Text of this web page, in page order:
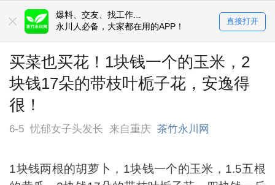
爆料、交友、找工作...
永川人必备，大家都在用的APP！
直接打开
买菜也买花！1块钱一个的玉米，2
块钱17朵的带枝叶栀子花，安逸得
很！
6-5 忧郁女子头发长 来自重庆 茶竹永川网
1块钱两根的胡萝卜，1块钱一个的玉米，1.5五根